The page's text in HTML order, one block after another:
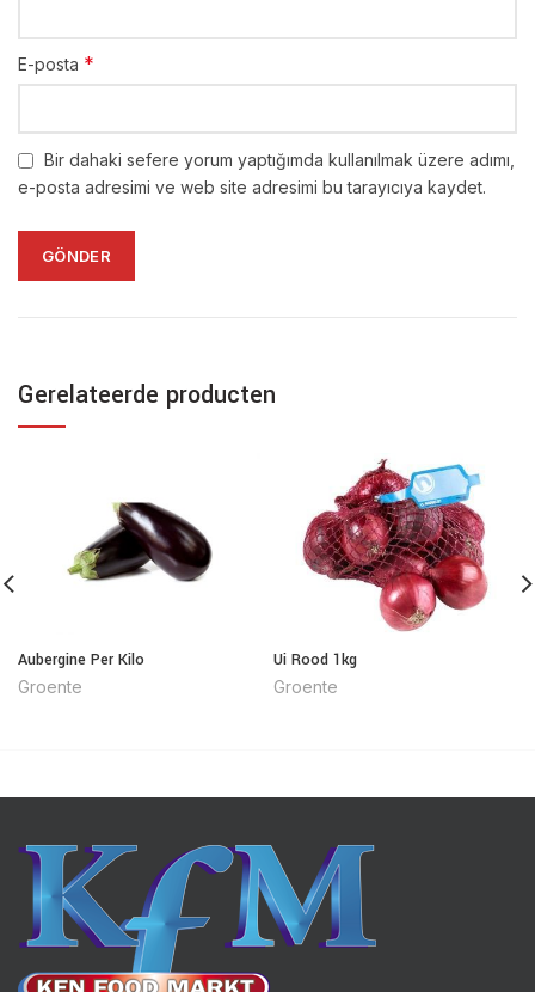
E-posta *
Bir dahaki sefere yorum yaptığımda kullanılmak üzere adımı,
e-posta adresimi ve web site adresimi bu tarayıcıya kaydet.
Gerelateerde producten
Aubergine Per Kilo
Groente
Ui Rood 1kg
Groente